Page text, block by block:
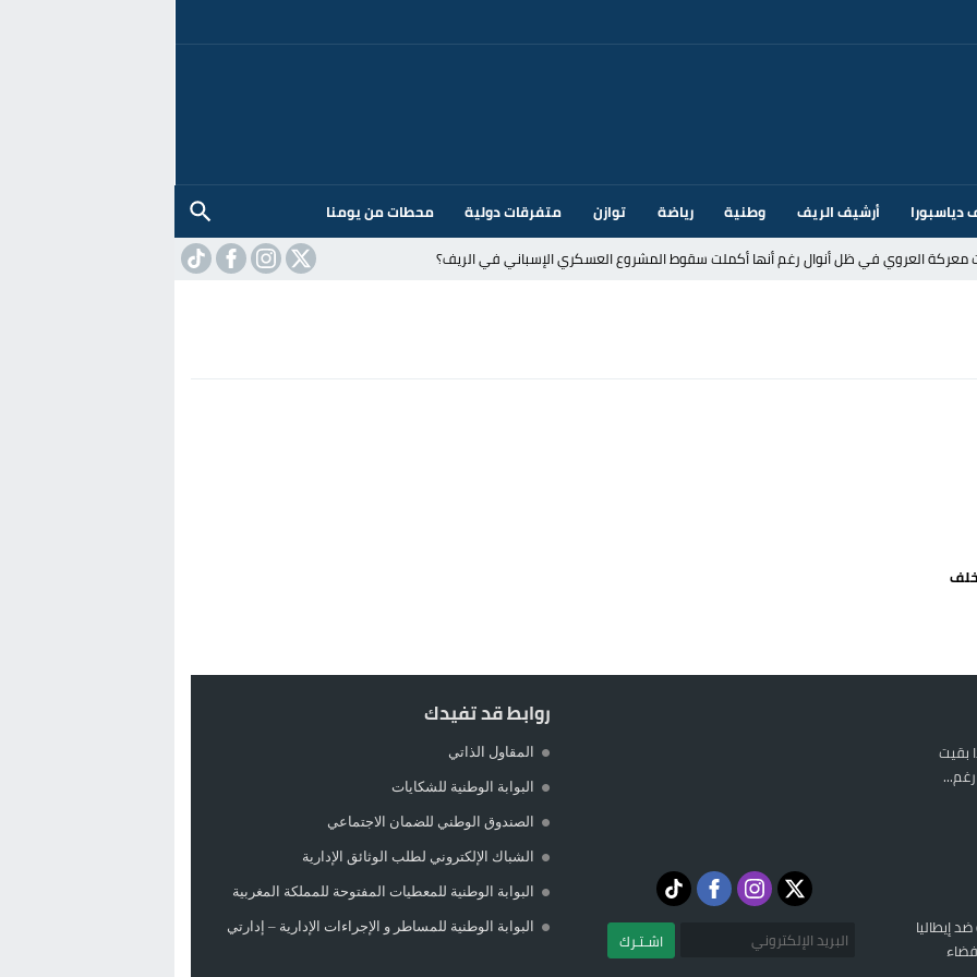
دياسبورا أرشيف الريف وطنية رياضة توازن متفرقات دولية
محطات من يومنا
معركة العروي في ظل أنوال رغم أنها أكملت سقوط المشروع العسكري الإسباني في الريف؟
بسبب الضوابط الحدودية في فضاء شنغن
بقيت
إيطاليا
اشـتـرك
روابط قد تفيدك
المقاول الذاتي
البوابة الوطنية للشكايات
الصندوق الوطني للضمان الاجتماعي
الشباك الإلكتروني لطلب الوثائق الإدارية
البوابة الوطنية للمعطيات المفتوحة للمملكة المغربية
البوابة الوطنية للمساطر و الإجراءات الإدارية – إدارتي